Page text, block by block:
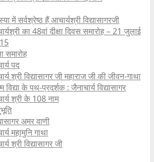
में सर्वश्रेष्ठ हैं आचार्यश्री विद्यासागरजी
का 48वां दीक्षा दिवस समारोह – 21 जुलाई
समारोह
पद
श्री विद्यासागर जी महाराज जी की जीवन-गाथा
विद्या के पथ-प्रदर्शक : जैनाचार्य विद्यासागर
श्री के 108 नाम
अमर वाणी
महामुनि गाथा
श्री विद्यासागर जी